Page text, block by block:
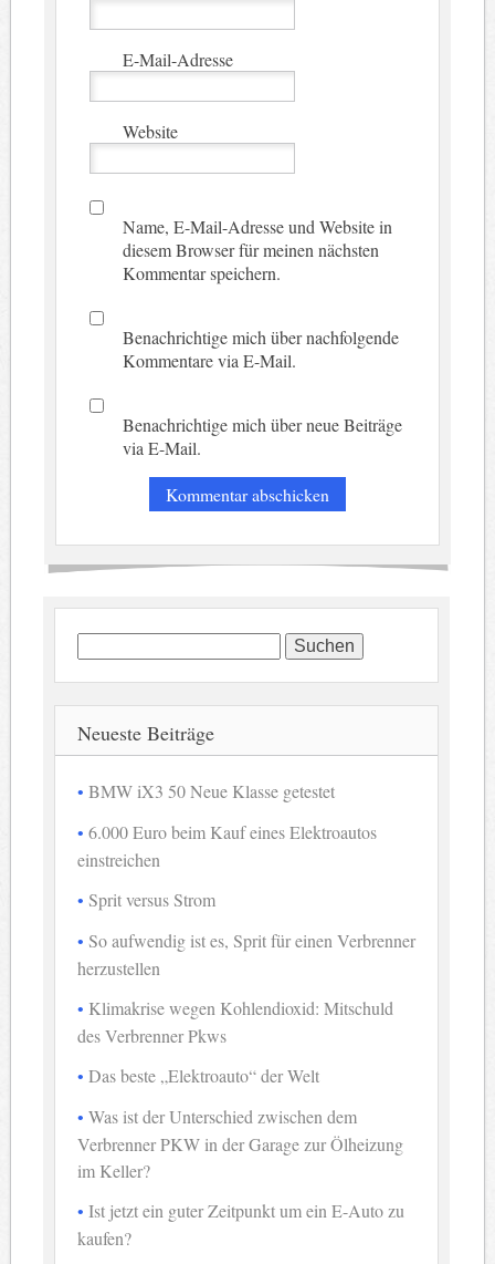
E-Mail-Adresse
Website
Name, E-Mail-Adresse und Website in
diesem Browser für meinen nächsten
Kommentar speichern.
Benachrichtige mich über nachfolgende
Kommentare via E-Mail.
Benachrichtige mich über neue Beiträge
via E-Mail.
Suchen
nach:
Neueste Beiträge
BMW iX3 50 Neue Klasse getestet
6.000 Euro beim Kauf eines Elektroautos
einstreichen
Sprit versus Strom
So aufwendig ist es, Sprit für einen Verbrenner
herzustellen
Klimakrise wegen Kohlendioxid: Mitschuld
des Verbrenner Pkws
Das beste „Elektroauto“ der Welt
Was ist der Unterschied zwischen dem
Verbrenner PKW in der Garage zur Ölheizung
im Keller?
Ist jetzt ein guter Zeitpunkt um ein E-Auto zu
kaufen?